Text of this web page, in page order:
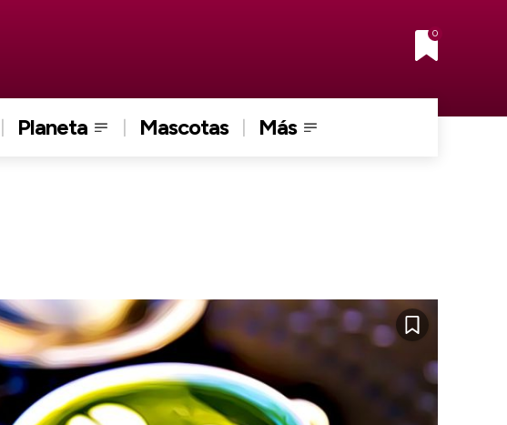
0
Planeta Mascotas Más